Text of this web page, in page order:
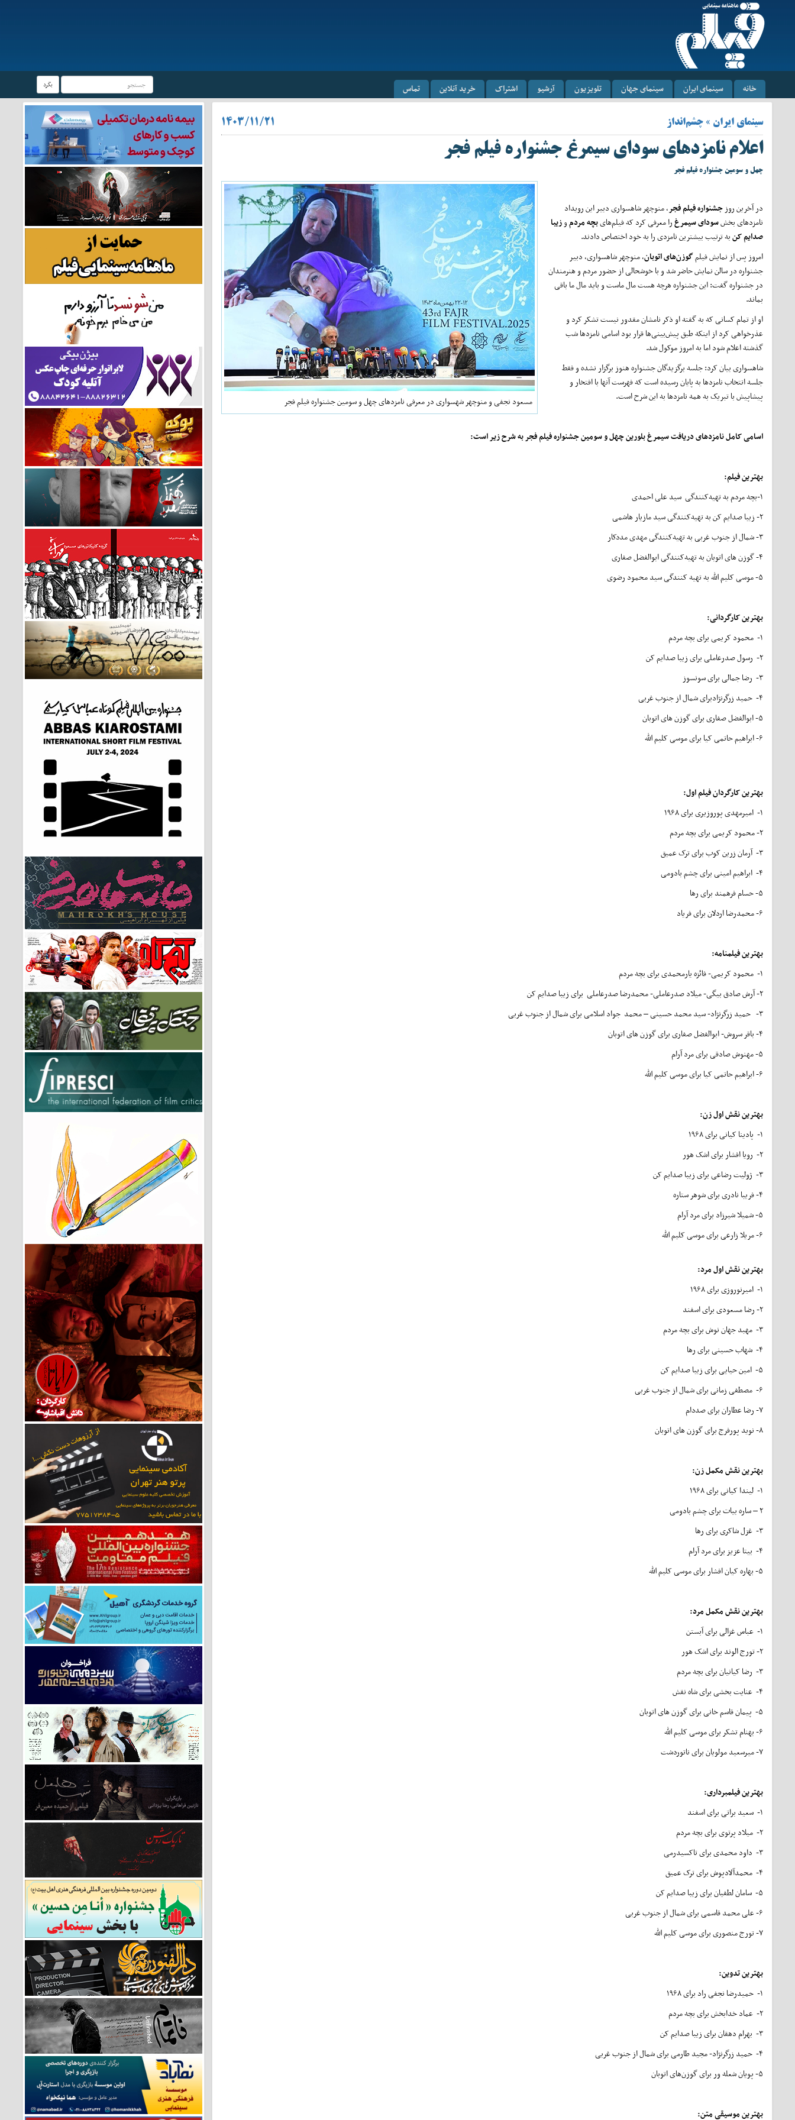
خانه سینمای ایران سینمای جهان تلویزیون آرشیو اشتراک خرید آنلاین تماس بگرد
سینمای ایران » چشم‌انداز ۱۴۰۳/۱۱/۲۱
اعلام نامزدهای سودای سیمرغ جشنواره فیلم فجر
چهل و سومین جشنواره فیلم فجر
مسعود نجفی و منوچهر شهسواری در معرفی نامزدهای چهل و سومین جشنواره فیلم فجر
در آخرین روز جشنواره فیلم فجر، منوچهر شاهسواری دبیر این رویداد
نامزدهای بخشسودای سیمرغرا معرفی کرد که فیلم‌هایبچه مردموزیبا
صدایم کنبه ترتیب بیشترین نامزدی را به خود اختصاص دادند.
امروز پس از نمایش فیلمگوزن‌های اتوبان، منوچهر شاهسواری، دبیر
جشنواره در سالن نمایش حاضر شد و با خوشحالی از حضور مردم و هنرمندان
در جشنواره گفت: این جشنواره هرچه هست مال ماست و باید مال ما باقی
بماند.
او از تمام کسانی که به گفته او ذکر نامشان مقدور نیست تشکر کرد و
عذرخواهی کرد از اینکه طبق پیش‌بینی‌ها قرار بود اسامی نامزدها شب
گذشته اعلام شود اما به امروز موکول شد.
شاهسواری بیان کرد: جلسه برگزیدگان جشنواره هنوز برگزار نشده و فقط
جلسه انتخاب نامزدها به پایان رسیده است که فهرست آنها با افتخار و
پیشاپیش با تبریک به همه نامزدها به این شرح است.
اسامی کامل نامزدهای دریافت سیمرغ بلورین چهل و سومین جشنواره فیلم فجر به شرح زیر است:
بهترین فیلم:
۱-بچه‌ مردم به تهیه‌کنندگی سید علی احمدی
۲- زیبا صدایم کن به تهیه‌کنندگی سید مازیار هاشمی
۳- شمال از جنوب غربی به تهیه‌کنندگی مهدی مددکار
۴- گوزن های اتوبان به تهیه‌کنندگی ابوالفضل صفاری
۵- موسی کلیم الله به تهیه کنندگی سید محمود رضوی
بهترین کارگردانی:
۱- محمود کریمی برای بچه‌ مردم
۲- رسول صدرعاملی برای زیبا صدایم کن
۳- رضا جمالی برای سونسوز
۴- حمید زرگرنژادبرای شمال از جنوب غربی
۵- ابوالفضل صفاری برای گوزن های اتوبان
۶- ابراهیم حاتمی کیا برای موسی کلیم الله
بهترین کارگردان فیلم اول:
۱- امیرمهدی پوروزیری برای ۱۹۶۸
۲- محمود کریمی برای بچه‌ مردم
۳- آرمان زرین کوب برای ترک عمیق
۴- ابراهیم امینی برای چشم بادومی
۵- حسام فرهمند برای رها
۶- محمدرضا اردلان برای فریاد
بهترین فیلمنامه:
۱- محمود کریمی- فائزه یارمحمدی برای بچه‌ مردم
۲- آرش صادق بیگی- میلاد صدرعاملی- محمدرضا صدرعاملی برای زیبا صدایم کن
۳- حمید زرگرنژاد- سید محمد حسینی – محمد جواد اسلامی برای شمال از جنوب غربی
۴- باقر سروش- ابوالفضل صفاری برای گوزن های اتوبان
۵- مهنوش صادقی برای مرد آرام
۶- ابراهیم حاتمی کیا برای موسی کلیم الله
بهترین نقش اول زن:
۱- پادینا کیانی برای ۱۹۶۸
۲- رویا افشار برای اشک هور
۳- ژولیت رضاعی برای زیبا صدایم کن
۴- فریبا نادری برای شوهر ستاره
۵- شمیلا شیرزاد برای مرد آرام
۶- مریلا زارعی برای موسی کلیم الله
بهترین نقش اول مرد:
۱- امیرنوروزی برای ۱۹۶۸
۲- رضا مسعودی برای اسفند
۳- مهبد جهان نوش برای بچه‌ مردم
۴- شهاب حسینی برای رها
۵- امین حیایی برای زیبا صدایم کن
۶- مصطفی زمانی برای شمال از جنوب غربی
۷- رضا عطاران برای صددام
۸- نوید پورفرج برای گوزن های اتوبان
بهترین نقش مکمل زن:
۱- لیندا کیانی برای ۱۹۶۸
۲ – ساره بیات برای چشم بادومی
۳- غزل شاکری برای رها
۴- بیتا عزیز برای مرد آرام
۵- بهاره کیان افشار برای موسی کلیم الله
بهترین نقش مکمل مرد:
۱- عباس غزالی برای آبستن
۲- تورج الوند برای اشک هور
۳- رضا کیانیان برای بچه‌ مردم
۴- عنایت بخشی برای شاه نقش
۵- پیمان قاسم خانی برای گوزن های اتوبان
۶- بهنام تشکر برای موسی کلیم الله
۷- میرسعید مولویان برای ناتوردشت
بهترین فیلمبرداری:
۱- سعید براتی برای اسفند
۲- میلاد پرتوی برای بچه‌ مردم
۳- داود محمدی برای تاکسیدرمی
۴- محمدآلادپوش برای ترک عمیق
۵- سامان لطفیان برای زیبا صدایم کن
۶- علی محمد قاسمی برای شمال از جنوب غربی
۷- تورج منصوری برای موسی کلیم الله
بهترین تدوین:
۱- حمیدرضا نجفی راد برای ۱۹۶۸
۲- عماد خدابخش برای بچه‌ مردم
۳- بهرام دهقان برای زیبا صدایم کن
۴- حمید زرگرنژاد- مجید طارمی برای شمال از جنوب غربی
۵- پویان شعله ور برای گوزن‌های اتوبان
بهترین موسیقی متن: